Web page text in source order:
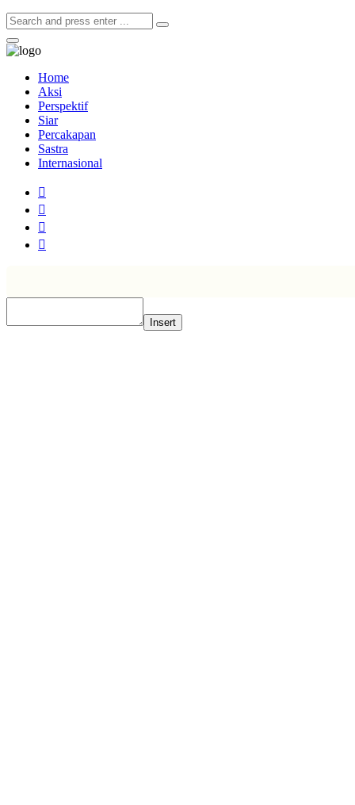
Home
Aksi
Perspektif
Siar
Percakapan
Sastra
Internasional
Insert